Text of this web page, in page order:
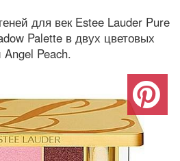
для век Estee Lauder Pure
Palette в двух цветовых
Peach.